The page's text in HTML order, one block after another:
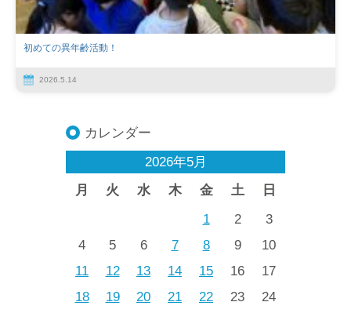
初めての異年齢活動！
2026.5.14
カレンダー
2026年5月
月
火 水 木 金 土 日
1 2
3
4
5 6 7 8 9
10
11
12 13 14 15 16
17
18
19 20 21 22 23
24